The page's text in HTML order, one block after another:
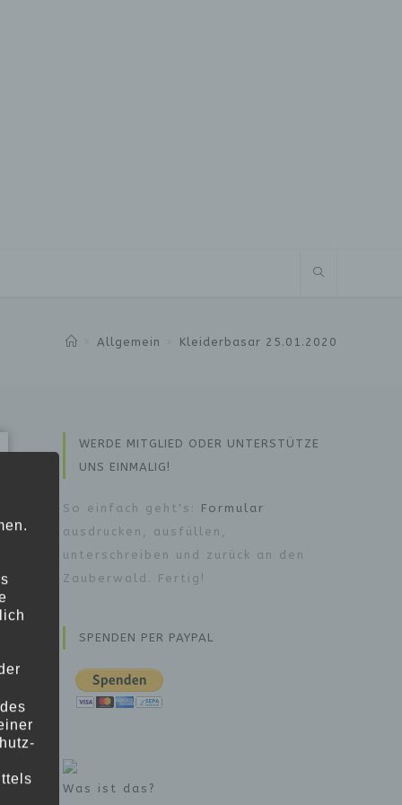
Allgemein Kleiderbasar 25.01.2020
WERDE MITGLIED ODER UNTERSTÜTZE
UNS EINMALIG!
So einfach geht's: Formular
ausdrucken, ausfüllen,
unterschreiben und zurück an den
Zauberwald. Fertig!
SPENDEN PER PAYPAL
Was ist das?